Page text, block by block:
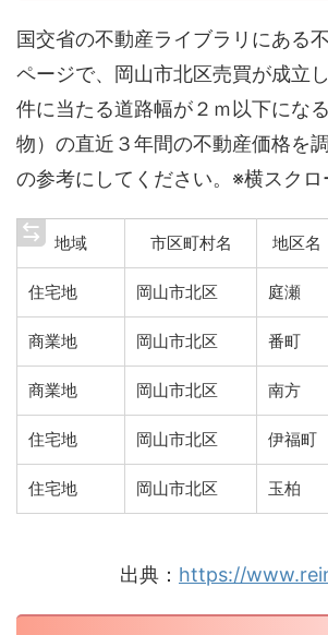
国交省の不動産ライブラリにある
ページで、岡山市北区売買が成立
件に当たる道路幅が２ｍ以下にな
物）の直近３年間の不動産価格を
の参考にしてください。※横スクロ
地域 市区町村名 地区名
住宅地 岡山市北区 庭瀬
商業地 岡山市北区 番町
商業地 岡山市北区 南方
住宅地 岡山市北区 伊福町
住宅地 岡山市北区 玉柏
出典： https://